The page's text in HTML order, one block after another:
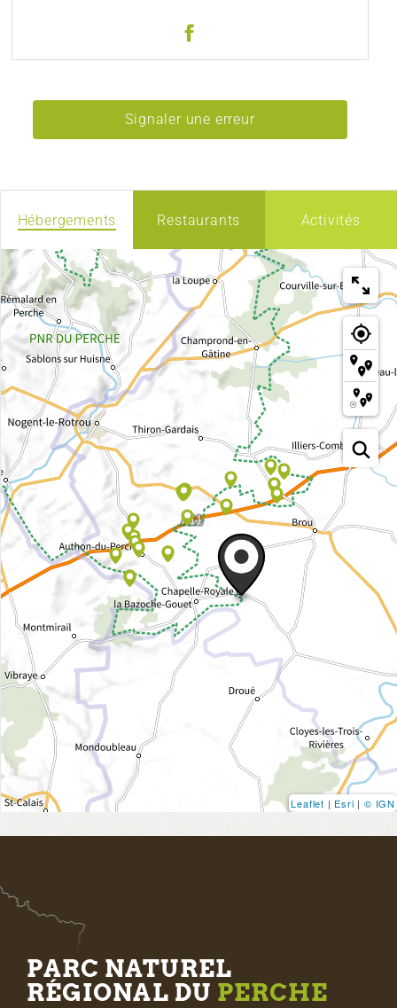
Signaler une erreur
Hébergements Restaurants Activités
Leaflet | Esri | © IGN
PARC NATUREL
RÉGIONAL DU PERCHE